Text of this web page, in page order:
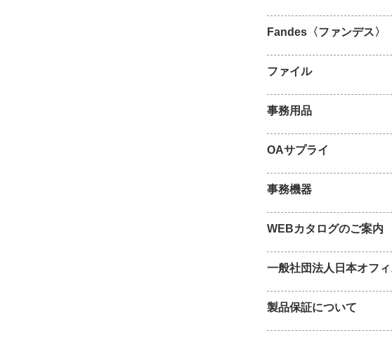
Fandes〈ファンデス〉
ファイル
事務用品
OAサプライ
事務機器
WEBカタログのご案内
一般社団法人日本オフ
製品保証について